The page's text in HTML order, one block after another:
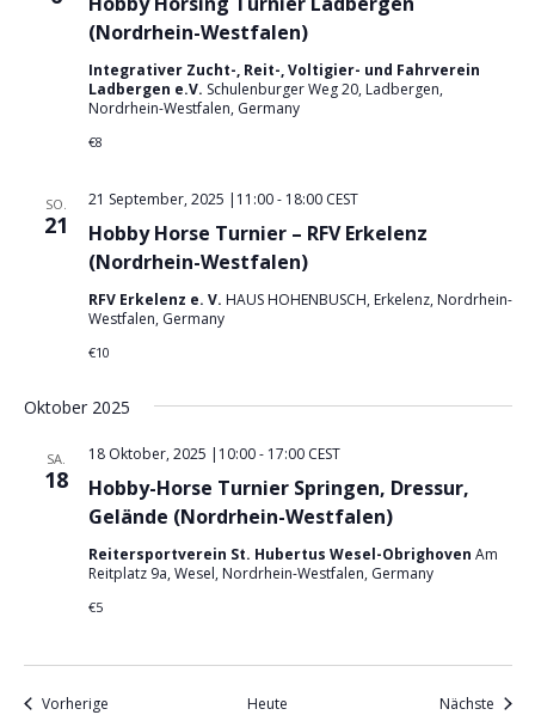
(Nordrhein-Westfalen)
Integrativer Zucht-, Reit-, Voltigier- und Fahrverein
Ladbergen e.V. Schulenburger Weg 20, Ladbergen,
Nordrhein-Westfalen, Germany
€8
SO.
21
Hobby Horse Turnier – RFV Erkelenz
(Nordrhein-Westfalen)
21 September, 2025 |11:00- 18:00 CEST
RFV Erkelenz e. V. HAUS HOHENBUSCH, Erkelenz, Nordrhein-
Westfalen, Germany
€10
Oktober 2025
SA.
18
Hobby-Horse Turnier Springen, Dressur,
Gelände (Nordrhein-Westfalen)
18 Oktober, 2025 |10:00- 17:00 CEST
Reitersportverein St. Hubertus Wesel-Obrighoven Am
Reitplatz 9a, Wesel, Nordrhein-Westfalen, Germany
€5
VorherigeVeranstaltungen Heute Nächste